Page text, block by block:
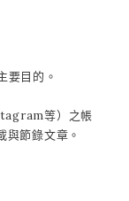
目的。
等）之帳
與節錄文章。